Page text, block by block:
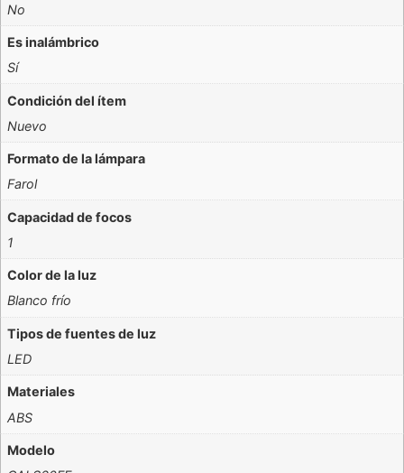
No
Es inalámbrico
Sí
Condición del ítem
Nuevo
Formato de la lámpara
Farol
Capacidad de focos
1
Color de la luz
Blanco frío
Tipos de fuentes de luz
LED
Materiales
ABS
Modelo